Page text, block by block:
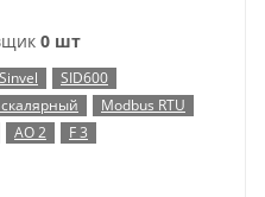
0 шт
Sinvel
SID600
Modbus RTU
AO 2
F 3